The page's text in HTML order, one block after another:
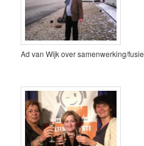
Ad van Wijk over samenwerking/fusie